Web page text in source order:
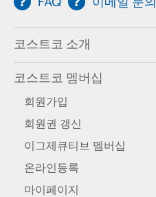
코스트코 소개
코스트코 멤버십
회원가입
회원권 갱신
이그제큐티브 멤버십
온라인등록
마이페이지